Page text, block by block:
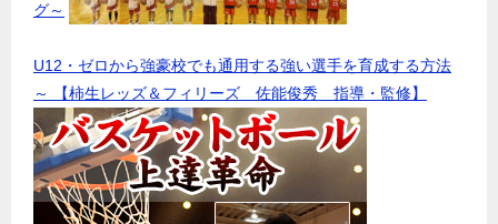
グ～
U12・ゼロから強豪校でも通用する強い選手を育成する方法
～ 【柿生レッズ＆フィリーズ 佐能俊秀 指導・監修】